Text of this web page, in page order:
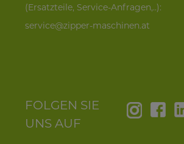
(Ersatzteile, Service-Anfragen,..):
service@zipper-maschinen.at
FOLGEN SIE
UNS AUF